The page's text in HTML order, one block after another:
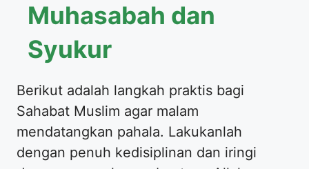
Muhasabah dan
Syukur
Berikut adalah langkah praktis bagi
Sahabat Muslim agar malam
mendatangkan pahala. Lakukanlah
dengan penuh kedisiplinan dan iringi